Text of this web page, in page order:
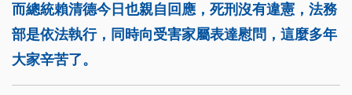
而總統賴清德今日也親自回應，死刑沒有違憲，法務
部是依法執行，同時向受害家屬表達慰問，這麼多年
大家辛苦了。